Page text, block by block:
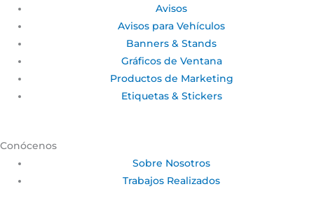
Avisos
Avisos para Vehículos
Banners & Stands
Gráficos de Ventana
Productos de Marketing
Etiquetas & Stickers
Conócenos
Sobre Nosotros
Trabajos Realizados